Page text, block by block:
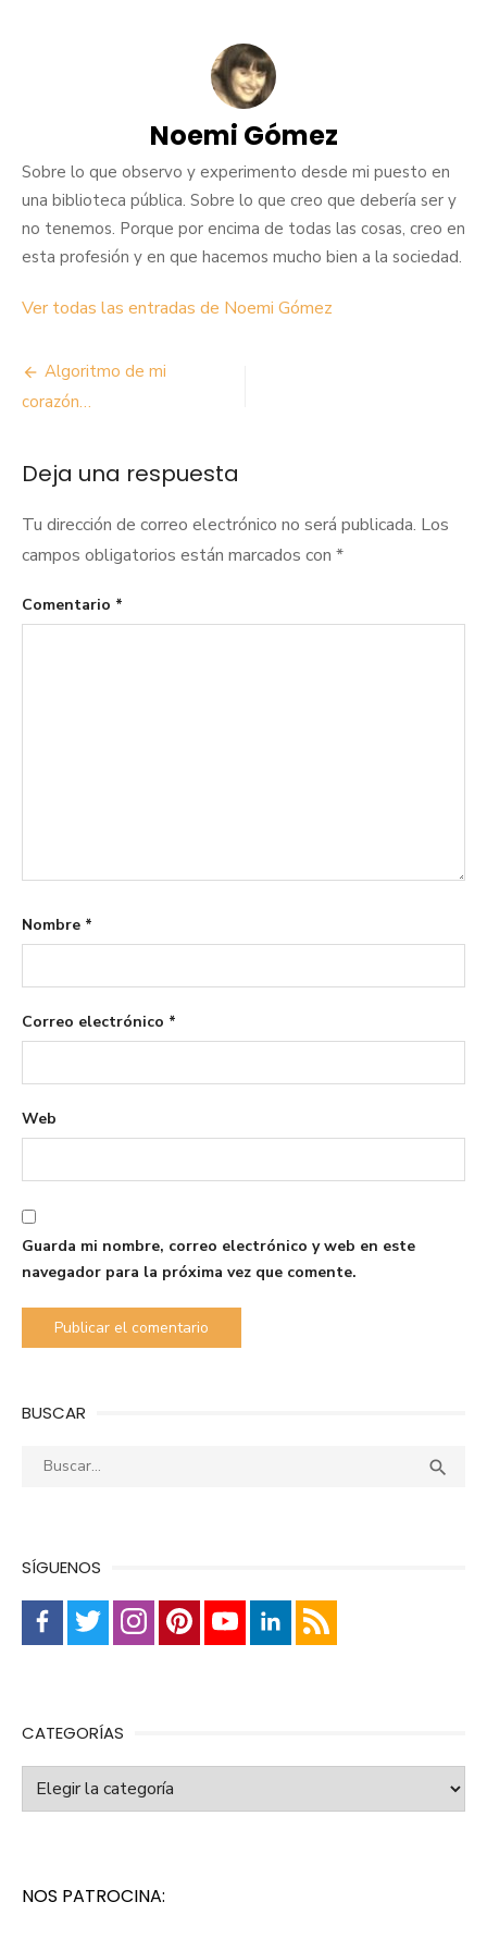
Noemi Gómez
Sobre lo que observo y experimento desde mi puesto en
una biblioteca pública. Sobre lo que creo que debería ser y
no tenemos. Porque por encima de todas las cosas, creo en
esta profesión y en que hacemos mucho bien a la sociedad.
Ver todas las entradas de Noemi Gómez
Navegación
de
Algoritmo de mi
corazón…
Deja una respuesta
Tu dirección de correo electrónico no será publicada. Los
campos obligatorios están marcados con *
Comentario *
Nombre *
Correo electrónico *
Web
Guarda mi nombre, correo electrónico y web en este
navegador para la próxima vez que comente.
BUSCAR
Buscar: 
SÍGUENOS
CATEGORÍAS
Categorías
NOS PATROCINA: